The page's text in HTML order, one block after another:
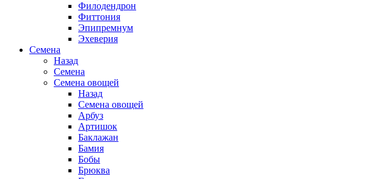
Филодендрон
Фиттония
Эпипремнум
Эхеверия
Семена
Назад
Семена
Семена овощей
Назад
Семена овощей
Арбуз
Артишок
Баклажан
Бамия
Бобы
Брюква